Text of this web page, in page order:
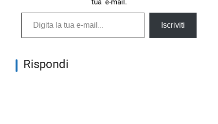
tua e-mail.
Digita la tua e-mail...
Iscriviti
Rispondi